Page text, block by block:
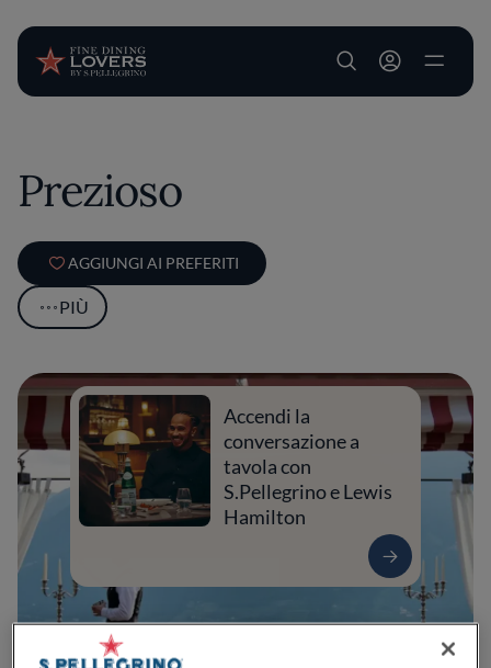
User account
Prezioso
AGGIUNGI AI PREFERITI
PIÙ
Accendi la
conversazione a
tavola con
S.Pellegrino e Lewis
Hamilton